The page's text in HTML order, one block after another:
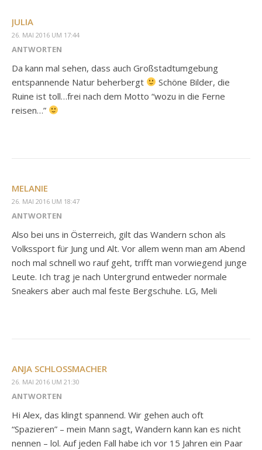
JULIA
26. MAI 2016 UM 17:44
ANTWORTEN
Da kann mal sehen, dass auch Großstadtumgebung
entspannende Natur beherbergt
Schöne Bilder, die
Ruine ist toll…frei nach dem Motto “wozu in die Ferne
reisen…”
MELANIE
26. MAI 2016 UM 18:47
ANTWORTEN
Also bei uns in Österreich, gilt das Wandern schon als
Volkssport für Jung und Alt. Vor allem wenn man am Abend
noch mal schnell wo rauf geht, trifft man vorwiegend junge
Leute. Ich trag je nach Untergrund entweder normale
Sneakers aber auch mal feste Bergschuhe. LG, Meli
ANJA SCHLOSSMACHER
26. MAI 2016 UM 21:30
ANTWORTEN
Hi Alex, das klingt spannend. Wir gehen auch oft
“Spazieren” – mein Mann sagt, Wandern kann kan es nicht
nennen – lol. Auf jeden Fall habe ich vor 15 Jahren ein Paar